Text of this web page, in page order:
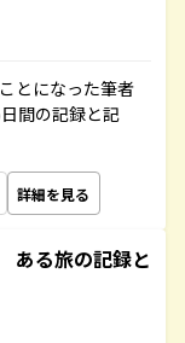
とになった筆者
間の記録と記
詳細を見る
ある旅の記録と